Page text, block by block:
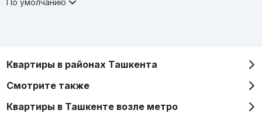
По умолчанию
Квартиры в районах Ташкента
Смотрите также
Квартиры в Ташкенте возле метро